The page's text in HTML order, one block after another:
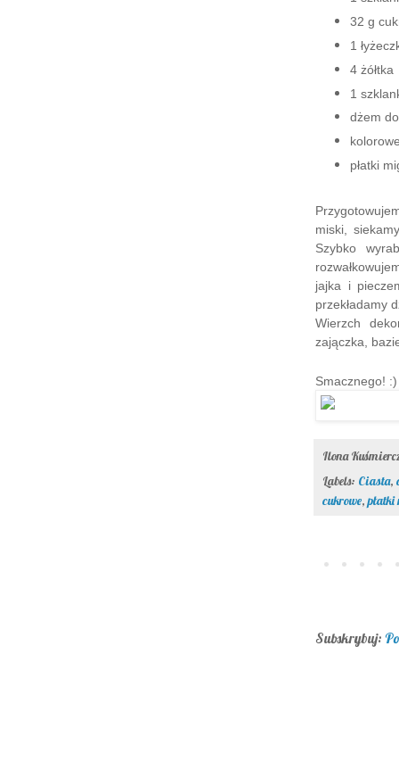
32 g
1
4 żółtka
1
dżem
płatki
miski,
Szybko
jajka i
przekładamy
Wierzch
zajączka,
Smacznego! :)
Ilona
Labels: Ciasta,
cukrowe,płatki
Subskrybuj: